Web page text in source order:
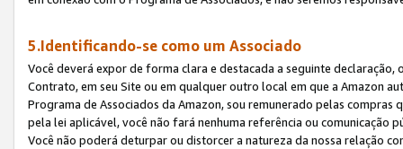
5.Identificando-se como um Associado
Você deverá expor de forma clara e destacada a seguinte
Contrato, em seu Site ou em qualquer outro local em que a Amazon
Programa de Associados da Amazon, sou remunerado pelas
pela lei aplicável, você não fará nenhuma referência ou comunicação
Você não poderá deturpar ou distorcer a natureza da nossa relação